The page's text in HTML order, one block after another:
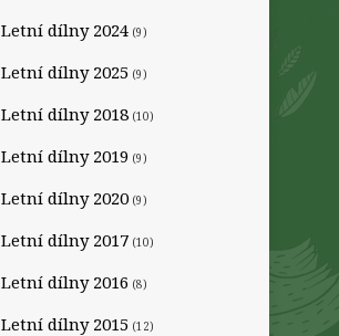
Letní dílny 2024 (9)
Letní dílny 2025 (9)
Letní dílny 2018 (10)
Letní dílny 2019 (9)
Letní dílny 2020 (9)
Letní dílny 2017 (10)
Letní dílny 2016 (8)
Letní dílny 2015 (12)